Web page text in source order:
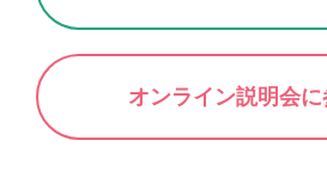
オンライン説明会